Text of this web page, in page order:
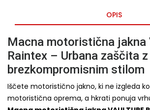
OPIS
Macna motoristična jakna
Raintex – Urbana zaščita z
brezkompromisnim stilom
Iščete motoristično jakno, ki ne izgleda
motoristična oprema, a hkrati ponuja